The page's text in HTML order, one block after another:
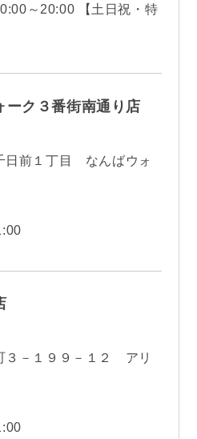
～20:00 【土日祝・特
ク３番街南通り店
日前１丁目 なんばウォ
３－１９９－１２ アリ